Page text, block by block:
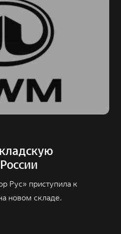
Рус» приступила к
новом складе.